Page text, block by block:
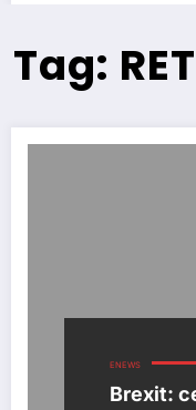
Tag:
ENEWS
Brexit: